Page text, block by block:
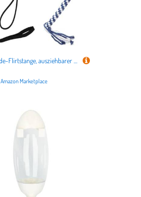
Gungtj Hunde-Flirtstange, ausziehbarer Haustier-Teasing-Stab, interaktiver Welpenjagstab, inklusive 2 abnehmbaren Seilschlepper, stabiles Design, 26 x 5 x 4 cm, für Outdoor-Übungen
Amazon Marketplace